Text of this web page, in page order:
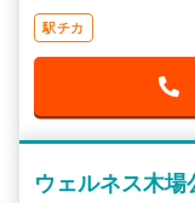
駅チカ
ウェルネス木場